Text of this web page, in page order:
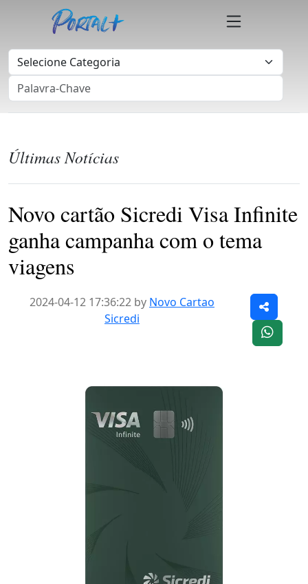
Últimas Notícias
Novo cartão Sicredi Visa Infinite
ganha campanha com o tema
viagens
2024-04-12 17:36:22 by Novo Cartao
Sicredi